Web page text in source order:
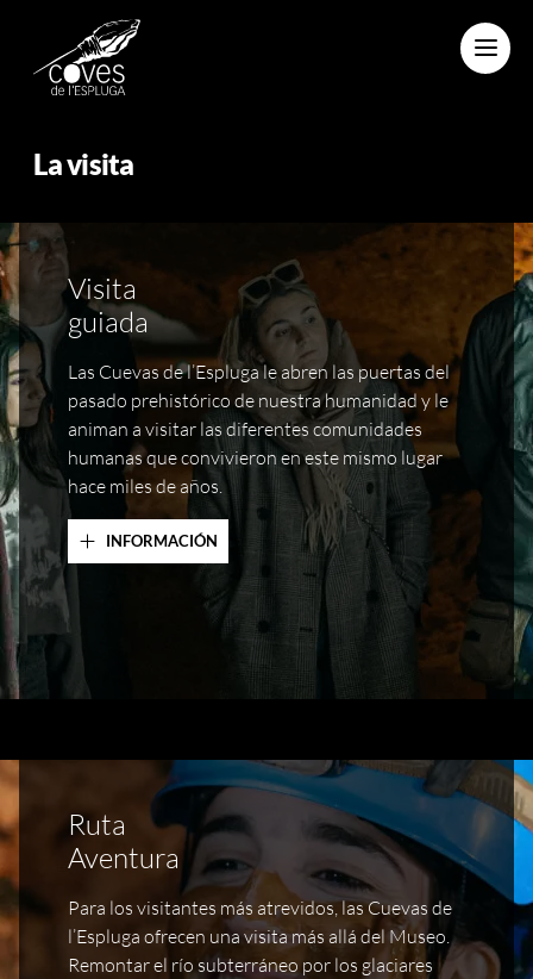
Menu
La visita
Visita
guiada
Las Cuevas de l’Espluga le abren las puertas del
pasado prehistórico de nuestra humanidad y le
animan a visitar las diferentes comunidades
humanas que convivieron en este mismo lugar
hace miles de años.
INFORMACIÓN
Ruta
Aventura
Para los visitantes más atrevidos, las Cuevas de
l’Espluga ofrecen una visita más allá del Museo.
Remontar el río subterráneo por los glaciares